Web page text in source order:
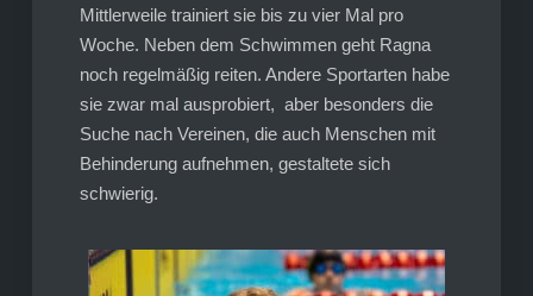
Mittlerweile trainiert sie bis zu vier Mal pro
Woche. Neben dem Schwimmen geht Ragna
noch regelmäßig reiten. Andere Sportarten habe
sie zwar mal ausprobiert, aber besonders die
Suche nach Vereinen, die auch Menschen mit
Behinderung aufnehmen, gestaltete sich
schwierig.